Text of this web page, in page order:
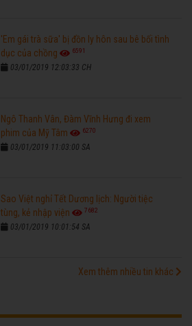
'Em gái trà sữa' bị đồn ly hôn sau bê bối tình
dục của chồng
6591
03/01/2019 12:03:33 CH
Ngô Thanh Vân, Đàm Vĩnh Hưng đi xem
phim của Mỹ Tâm
6270
03/01/2019 11:03:00 SA
Sao Việt nghỉ Tết Dương lịch: Người tiệc
tùng, kẻ nhập viện
7682
03/01/2019 10:01:54 SA
Xem thêm nhiều tin khác